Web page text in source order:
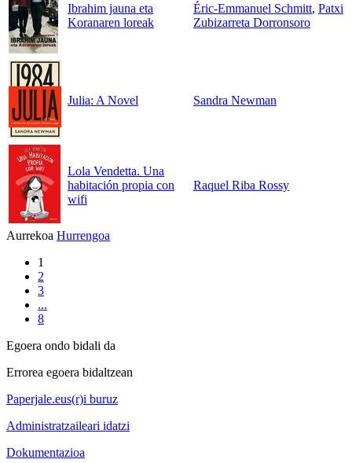
Ibrahim jauna eta
Koranaren loreak
Éric-Emmanuel Schmitt, Patxi
Zubizarreta Dorronsoro
Julia: A Novel Sandra Newman
Lola Vendetta. Una
habitación propia con
wifi
Raquel Riba Rossy
Aurrekoa Hurrengoa
1
2
3
...
8
Egoera ondo bidali da
Errorea egoera bidaltzean
Paperjale.eus(r)i buruz
Administratzaileari idatzi
Dokumentazioa